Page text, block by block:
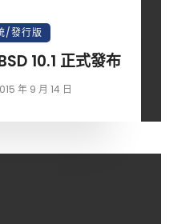
/發行版
10.1 正式發布
年 9 月 14 日